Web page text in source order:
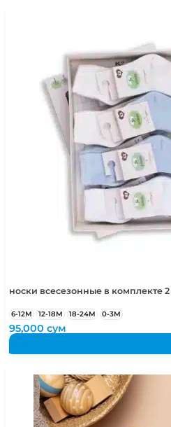
кремовый
Наследникъ
Выжанова
НВ2000-
носки всесезонные в комплекте
6-12М 12-18М 18-24М 0-3М
95,000сум